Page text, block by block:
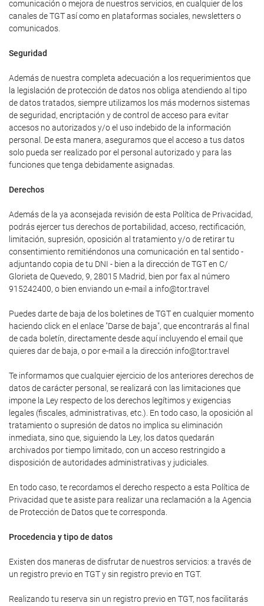
comunicación o mejora de nuestros servicios, en cualquier de los
canales de TGT así como en plataformas sociales, newsletters o
comunicados.
Seguridad
Además de nuestra completa adecuación a los requerimientos que
la legislación de protección de datos nos obliga atendiendo al tipo
de datos tratados, siempre utilizamos los más modernos sistemas
de seguridad, encriptación y de control de acceso para evitar
accesos no autorizados y/o el uso indebido de la información
personal. De esta manera, aseguramos que el acceso a tus datos
solo pueda ser realizado por el personal autorizado y para las
funciones que tenga debidamente asignadas.
Derechos
Además de la ya aconsejada revisión de esta Política de Privacidad,
podrás ejercer tus derechos de portabilidad, acceso, rectificación,
limitación, supresión, oposición al tratamiento y/o de retirar tu
consentimiento remitiéndonos una comunicación en tal sentido -
adjuntando copia de tu DNI - bien a la dirección de TGT en C/
Glorieta de Quevedo, 9, 28015 Madrid, bien por fax al número
915242400, o bien enviando un e-mail a info@tor.travel
Puedes darte de baja de los boletines de TGT en cualquier momento
haciendo click en el enlace "Darse de baja", que encontrarás al final
de cada boletín, directamente desde aquí incluyendo el email que
quieres dar de baja, o por e-mail a la dirección info@tor.travel
Te informamos que cualquier ejercicio de los anteriores derechos de
datos de carácter personal, se realizará con las limitaciones que
impone la Ley respecto de los derechos legítimos y exigencias
legales (fiscales, administrativas, etc.). En todo caso, la oposición al
tratamiento o supresión de datos no implica su eliminación
inmediata, sino que, siguiendo la Ley, los datos quedarán
archivados por tiempo limitado, con un acceso restringido a
disposición de autoridades administrativas y judiciales.
En todo caso, te recordamos el derecho respecto a esta Política de
Privacidad que te asiste para realizar una reclamación a la Agencia
de Protección de Datos que te corresponda.
Procedencia y tipo de datos
Existen dos maneras de disfrutar de nuestros servicios: a través de
un registro previo en TGT y sin registro previo en TGT.
Realizando tu reserva sin un registro previo en TGT, nos facilitarás